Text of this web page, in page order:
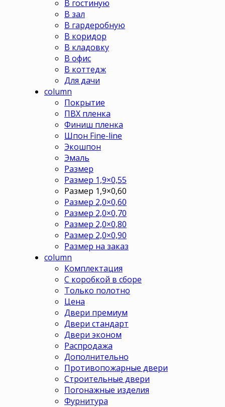
В гостиную
В зал
В гардеробную
В коридор
В кладовку
В офис
В коттедж
Для дачи
column
Покрытие
ПВХ пленка
Финиш пленка
Шпон Fine-line
Экошпон
Эмаль
Размер
Размер 1,9×0,55
Размер 1,9×0,60
Размер 2,0×0,60
Размер 2,0×0,70
Размер 2,0×0,80
Размер 2,0×0,90
Размер на заказ
column
Комплектация
С коробкой в сборе
Только полотно
Цена
Двери премиум
Двери стандарт
Двери эконом
Распродажа
Дополнительно
Противопожарные двери
Строительные двери
Погонажные изделия
Фурнитура